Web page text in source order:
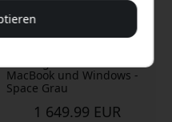
Ultrawide-5K-USB-C-
Monitor mit 90-W-Laden
MacBook und Windows -
Space Grau
1 649.99 EUR